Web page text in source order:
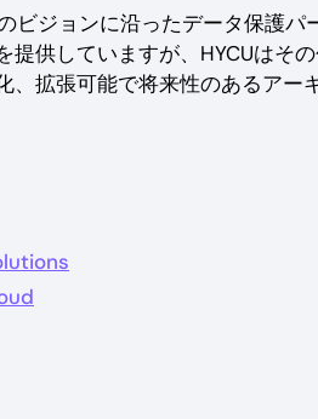
ビジョンに沿ったデータ保護パ
供していますが、HYCUはそ
、拡張可能で将来性のあるアー